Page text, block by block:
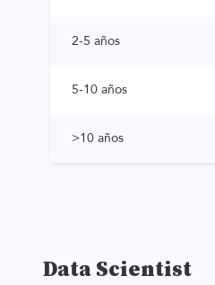
2-5 años
5-10 años
>10 años
Data Scientist